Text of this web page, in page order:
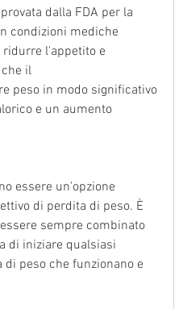
dalla FDA per la
condizioni mediche
ridurre l'appetito e
il
peso in modo significativo
e un aumento
essere un'opzione
di perdita di peso. È
sempre combinato
di iniziare qualsiasi
peso che funzionano e